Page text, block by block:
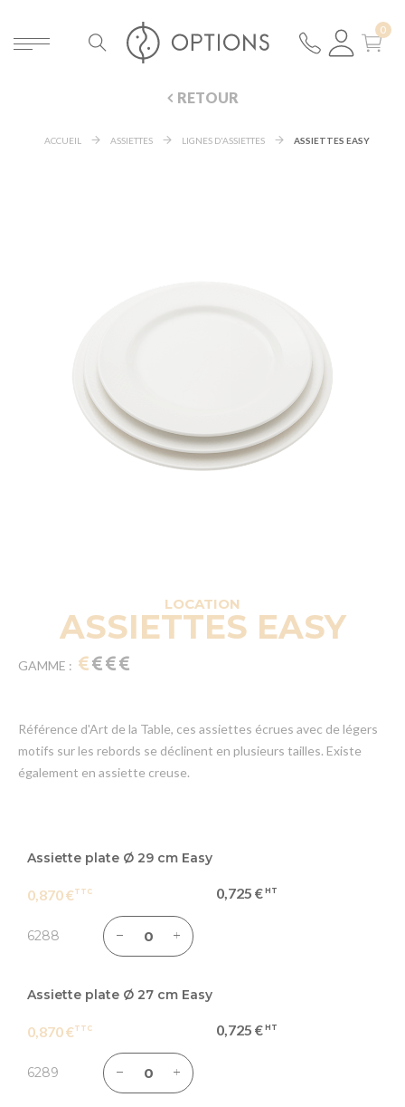
RETOUR
ACCUEIL ASSIETTES LIGNES D'ASSIETTES ASSIETTES EASY
LOCATION
ASSIETTES EASY
GAMME :
Référence d'Art de la Table, ces assiettes écrues avec de légers
motifs sur les rebords se déclinent en plusieurs tailles. Existe
également en assiette creuse.
du
groupé
Assiette plate Ø 29 cm Easy
0,870 € 0,725 €
6288
Assiette plate Ø 27 cm Easy
0,870 € 0,725 €
6289